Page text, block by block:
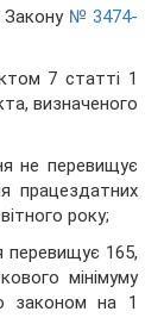
Закону № 3474-
7 статті 1
визначеного
не перевищує
працездатних
року;
перевищує 165,
мінімуму
законом на 1